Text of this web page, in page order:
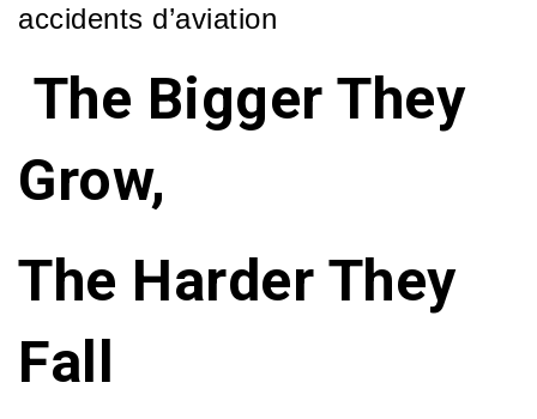
accidents d’aviation
The Bigger They
Grow,
The Harder They
Fall